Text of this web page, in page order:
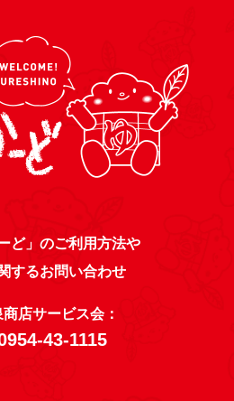
ど」のご利用方法や
するお問い合わせ
店サービス会：
43-1115